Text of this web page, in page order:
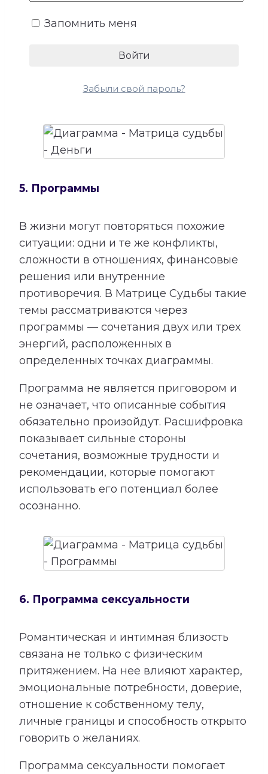
Сопоставление этой категории с
каких направлениях способности могут
но и материальный результат.
5. Программы
В жизни могут повторяться похожие
ситуации: одни и те же конфликты,
сложности в отношениях, финансовые
решения или внутренние
противоречия. В Матрице Судьбы такие
темы рассматриваются через
программы — сочетания двух или трех
энергий, расположенных в
определенных точках диаграммы.
Программа не является приговором и
не означает, что описанные события
обязательно произойдут. Расшифровка
показывает сильные стороны
сочетания, возможные трудности и
рекомендации, которые помогают
использовать его потенциал более
осознанно.
6. Программа сексуальности
Романтическая и интимная близость
связана не только с физическим
притяжением. На нее влияют характер,
эмоциональные потребности, доверие,
отношение к собственному телу,
личные границы и способность открыто
говорить о желаниях.
Программа сексуальности помогает
Запомнить меня
Забыли свой пароль?